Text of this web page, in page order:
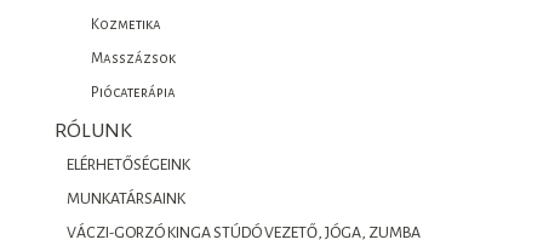
Kozmetika
Masszázsok
Piócaterápia
RÓLUNK
ELÉRHETŐSÉGEINK
MUNKATÁRSAINK
VÁCZI-GORZÓ KINGA STÚDÓ VEZETŐ, JÓGA, ZUMBA